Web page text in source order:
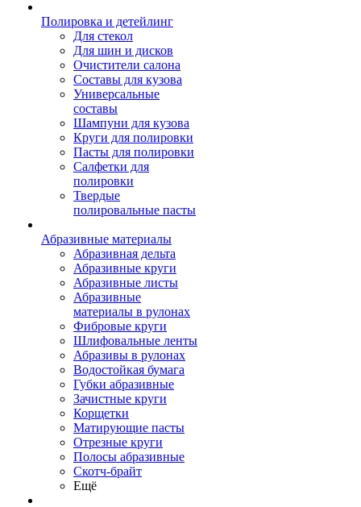
Полировка и детейлинг
Для стекол
Для шин и дисков
Очистители салона
Составы для кузова
Универсальные
составы
Шампуни для кузова
Круги для полировки
Пасты для полировки
Салфетки для
полировки
Твердые
полировальные пасты
Абразивные материалы
Абразивная дельта
Абразивные круги
Абразивные листы
Абразивные
материалы в рулонах
Фибровые круги
Шлифовальные ленты
Абразивы в рулонах
Водостойкая бумага
Губки абразивные
Зачистные круги
Корщетки
Матирующие пасты
Отрезные круги
Полосы абразивные
Скотч-брайт
Ещё